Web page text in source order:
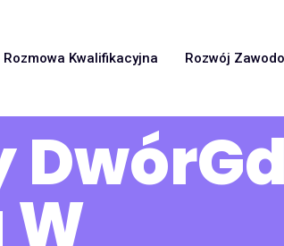
Rozmowa Kwalifikacyjna Rozwój